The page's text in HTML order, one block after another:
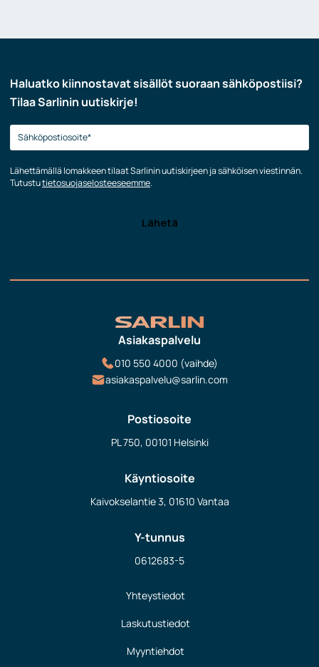
Haluatko kiinnostavat sisällöt suoraan sähköpostiisi?
Tilaa Sarlinin uutiskirje!
Lähettämällä lomakkeen tilaat Sarlinin uutiskirjeen ja sähköisen viestinnän.
Tutustutietosuojaselosteeseemme.
Asiakaspalvelu
010 550 4000 (vaihde)
asiakaspalvelu@sarlin.com
Postiosoite
PL 750, 00101 Helsinki
Käyntiosoite
Kaivokselantie 3, 01610 Vantaa
Y-tunnus
0612683-5
Yhteystiedot
Laskutustiedot
Myyntiehdot